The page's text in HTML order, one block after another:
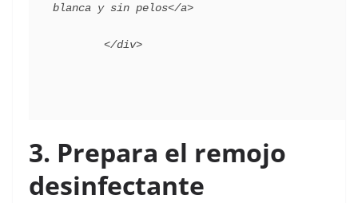
blanca y sin pelos</a>
3. Prepara el remojo
desinfectante